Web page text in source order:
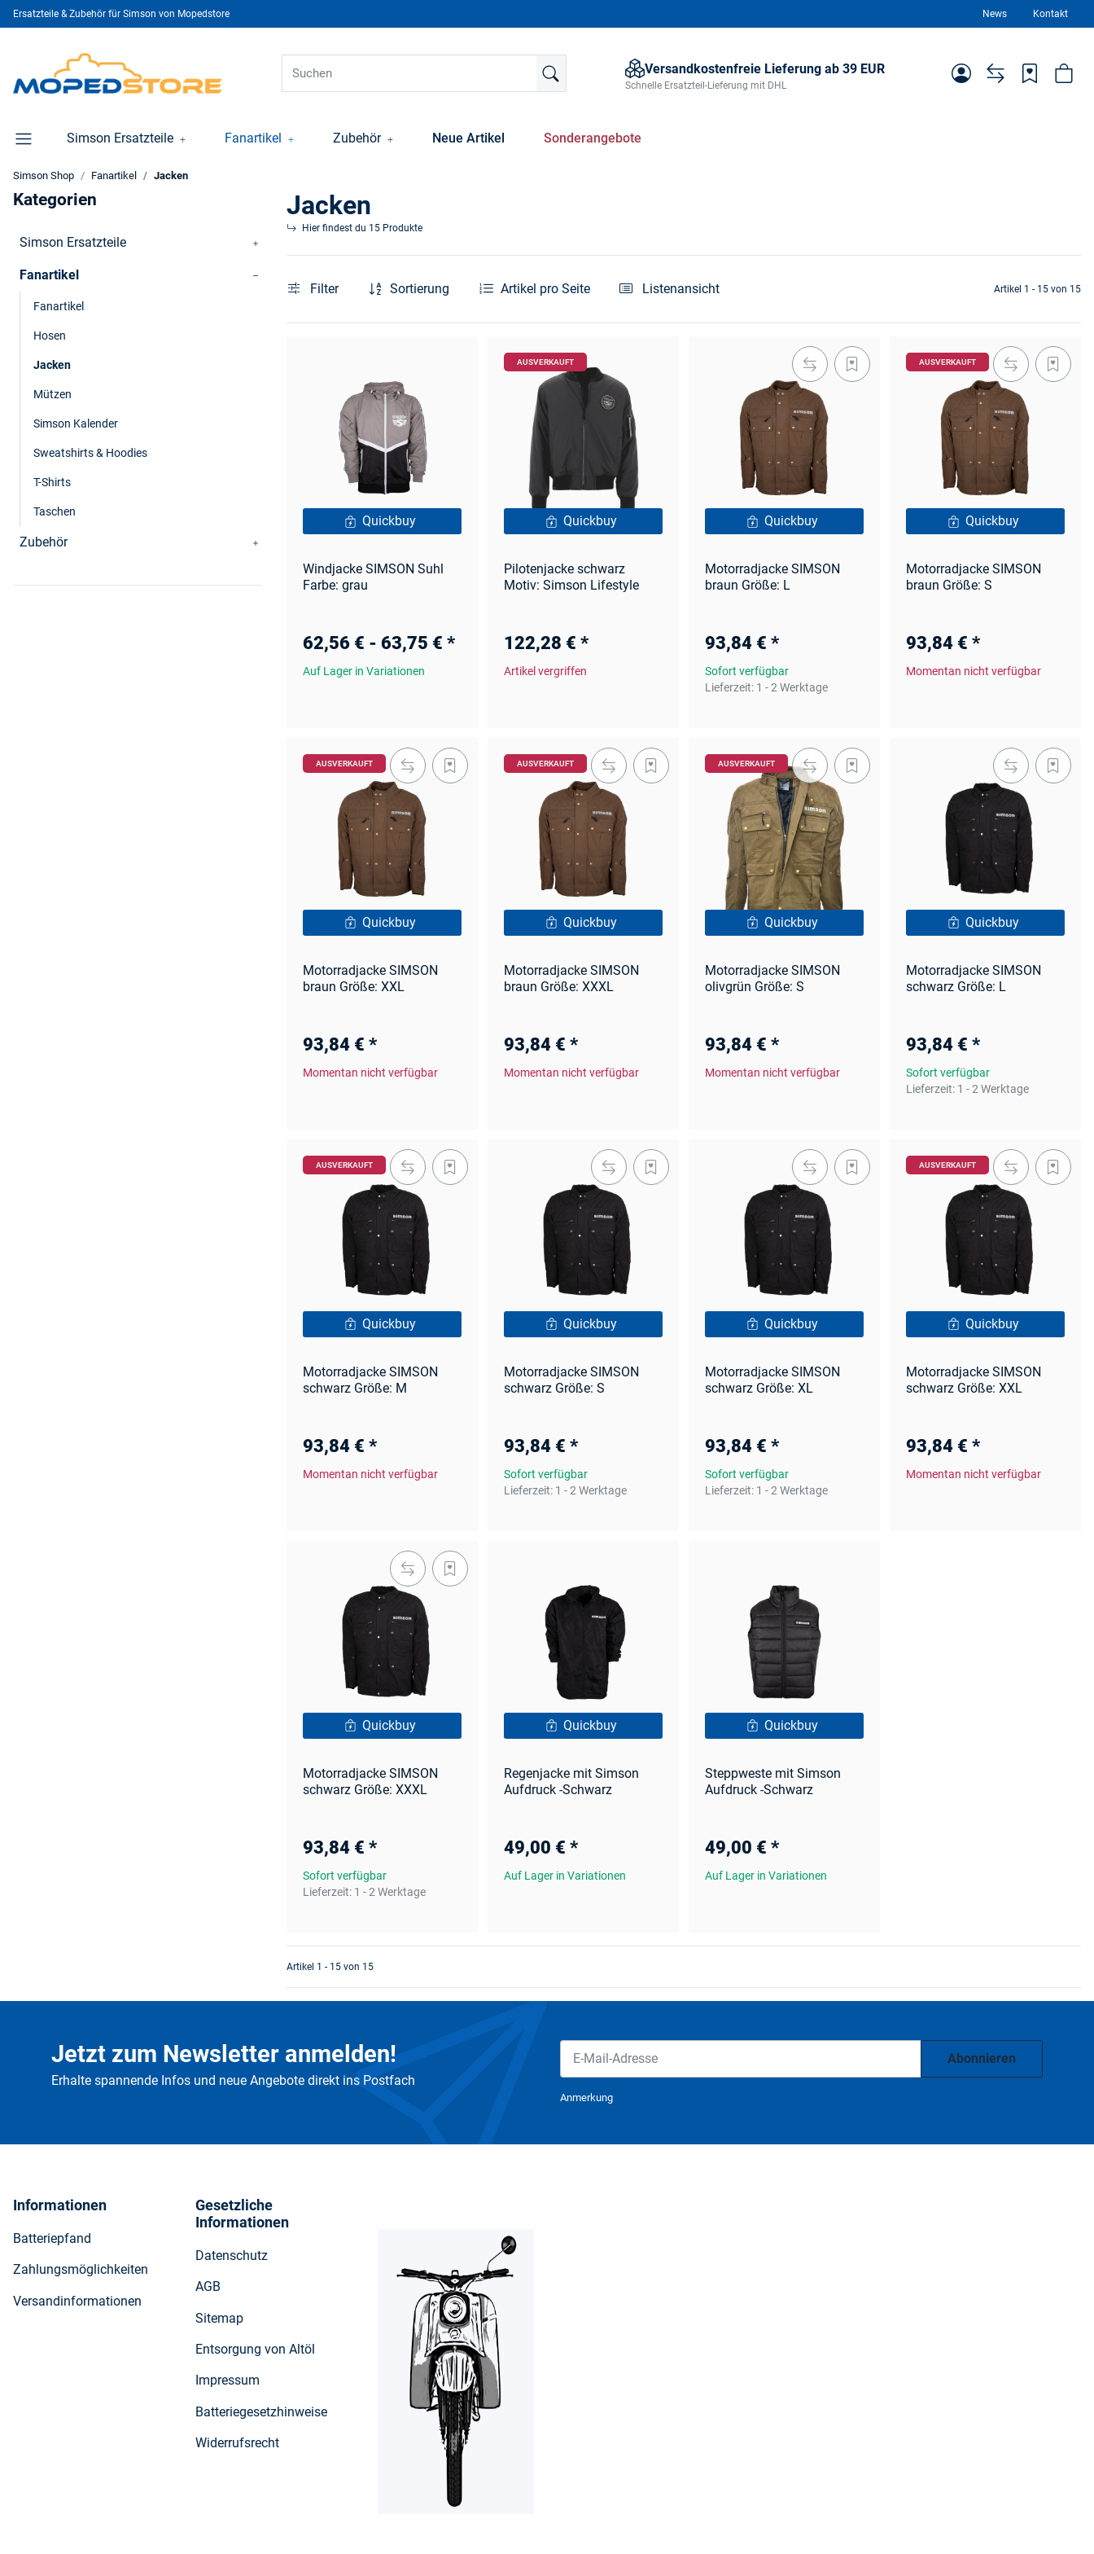
Ersatzteile & Zubehör für Simson von Mopedstore News Kontakt
Versandkostenfreie Lieferung ab 39 EUR
Schnelle Ersatzteil-Lieferung mit DHL
Simson Ersatzteile Fanartikel Zubehör Neue Artikel Sonderangebote
Simson Shop Fanartikel Jacken
Jacken
Hier findest du 15 Produkte
Filter Sortierung Artikel pro Seite Listenansicht Artikel 1 - 15 von 15
Quickbuy
Windjacke SIMSON Suhl
Farbe: grau
62,56 € - 63,75 € *
Auf Lager in Variationen
Quickbuy
AUSVERKAUFT
Pilotenjacke schwarz
Motiv: Simson Lifestyle
122,28 € *
Artikel vergriffen
Quickbuy
Motorradjacke SIMSON
braun Größe: L
93,84 € *
Sofort verfügbar
Lieferzeit: 1 - 2 Werktage
Quickbuy
AUSVERKAUFT
Motorradjacke SIMSON
braun Größe: S
93,84 € *
Momentan nicht verfügbar
Quickbuy
AUSVERKAUFT
Motorradjacke SIMSON
braun Größe: XXL
93,84 € *
Momentan nicht verfügbar
Quickbuy
AUSVERKAUFT
Motorradjacke SIMSON
braun Größe: XXXL
93,84 € *
Momentan nicht verfügbar
Quickbuy
AUSVERKAUFT
Motorradjacke SIMSON
olivgrün Größe: S
93,84 € *
Momentan nicht verfügbar
Quickbuy
Motorradjacke SIMSON
schwarz Größe: L
93,84 € *
Sofort verfügbar
Lieferzeit: 1 - 2 Werktage
Quickbuy
AUSVERKAUFT
Motorradjacke SIMSON
schwarz Größe: M
93,84 € *
Momentan nicht verfügbar
Quickbuy
Motorradjacke SIMSON
schwarz Größe: S
93,84 € *
Sofort verfügbar
Lieferzeit: 1 - 2 Werktage
Quickbuy
Motorradjacke SIMSON
schwarz Größe: XL
93,84 € *
Sofort verfügbar
Lieferzeit: 1 - 2 Werktage
Quickbuy
AUSVERKAUFT
Motorradjacke SIMSON
schwarz Größe: XXL
93,84 € *
Momentan nicht verfügbar
Quickbuy
Motorradjacke SIMSON
schwarz Größe: XXXL
93,84 € *
Sofort verfügbar
Lieferzeit: 1 - 2 Werktage
Quickbuy
Regenjacke mit Simson
Aufdruck -Schwarz
49,00 € *
Auf Lager in Variationen
Quickbuy
Steppweste mit Simson
Aufdruck -Schwarz
49,00 € *
Auf Lager in Variationen
Artikel 1 - 15 von 15
Kategorien
Simson Ersatzteile
Fanartikel
Fanartikel
Hosen
Jacken
Mützen
Simson Kalender
Sweatshirts & Hoodies
T-Shirts
Taschen
Zubehör
Jetzt zum Newsletter anmelden!
Erhalte spannende Infos und neue Angebote direkt ins Postfach
Abonnieren
Anmerkung
Informationen
Batteriepfand
Zahlungsmöglichkeiten
Versandinformationen
Gesetzliche
Informationen
Datenschutz
AGB
Sitemap
Entsorgung von Altöl
Impressum
Batteriegesetzhinweise
Widerrufsrecht